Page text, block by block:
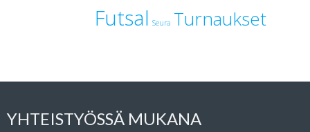
Futsal Seura Turnaukset
YHTEISTYÖSSÄ MUKANA